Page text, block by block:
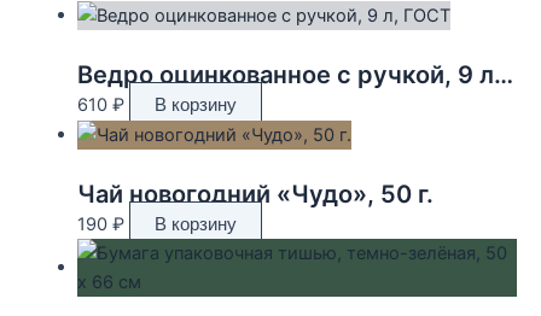
Ведро оцинкованное с ручкой, 9 л, ГОСТ
610 ₽ В корзину
Чай новогодний «Чудо», 50 г.
190 ₽ В корзину